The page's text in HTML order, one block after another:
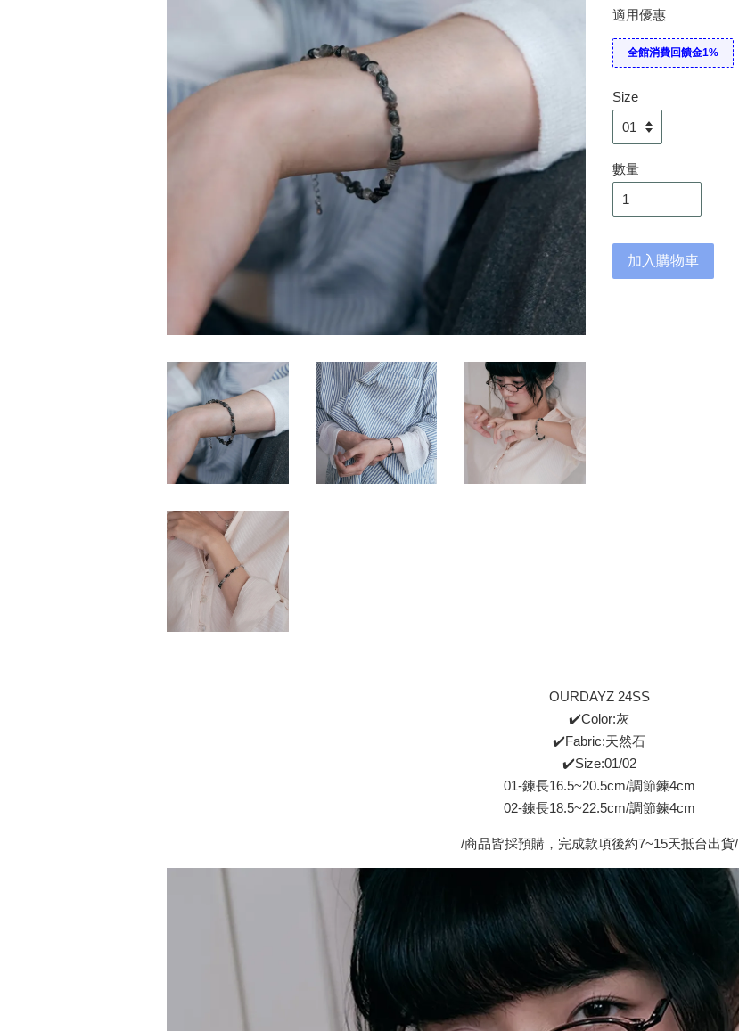
適用優惠
全館消費回饋金1%
Size
數量
加入購物車
OURDAYZ 24SS
✔️Color:灰
✔️Fabric:天然石
✔️Size:01/02
01-鍊長16.5~20.5cm/調節鍊4cm
02-鍊長18.5~22.5cm/調節鍊4cm
/商品皆採預購，完成款項後約7~15天抵台出貨/